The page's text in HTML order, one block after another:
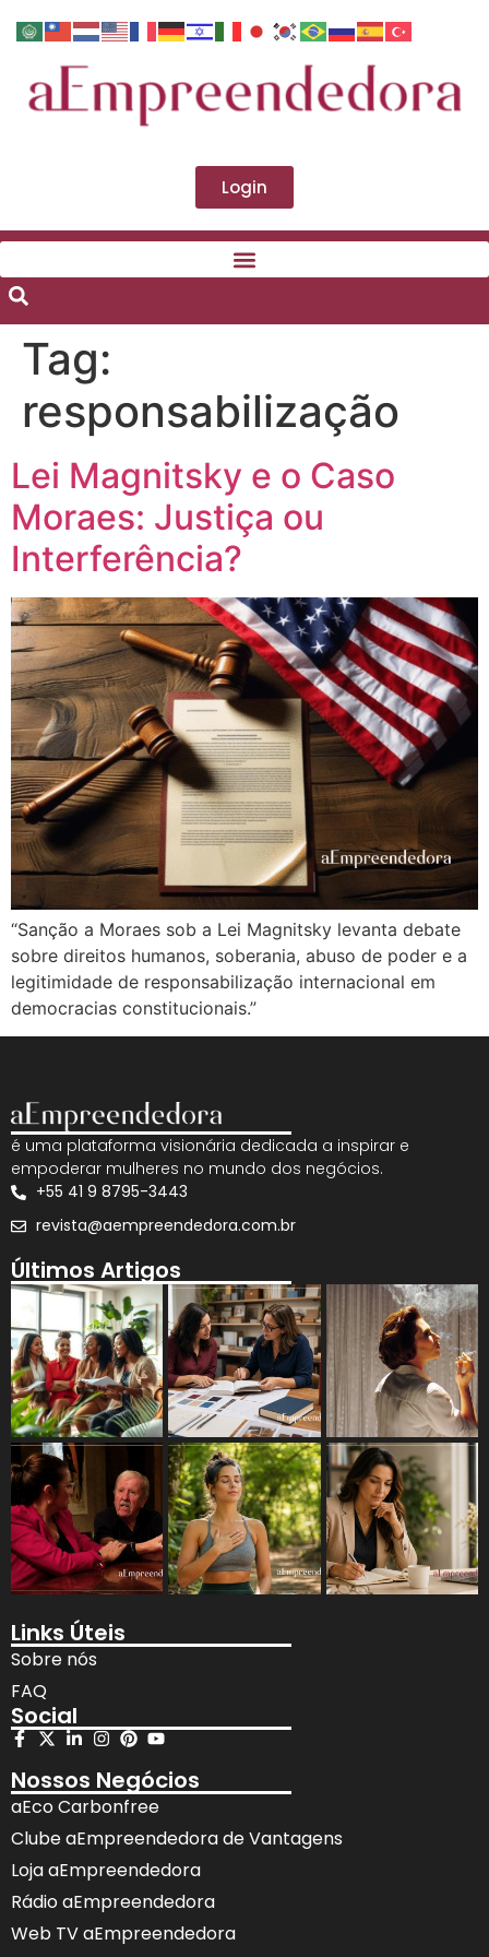
Login
Tag:
responsabilização
Lei Magnitsky e o Caso
Moraes: Justiça ou
Interferência?
“Sanção a Moraes sob a Lei Magnitsky levanta debate
sobre direitos humanos, soberania, abuso de poder e a
legitimidade de responsabilização internacional em
democracias constitucionais.”
é uma plataforma visionária dedicada a inspirar e
empoderar mulheres no mundo dos negócios.
+55 41 9 8795-3443
revista@aempreendedora.com.br
Últimos Artigos
Links Úteis
Sobre nós
FAQ
Social
Nossos Negócios
aEco Carbonfree
Clube aEmpreendedora de Vantagens
Loja aEmpreendedora
Rádio aEmpreendedora
Web TV aEmpreendedora